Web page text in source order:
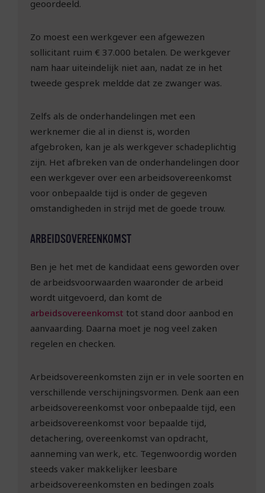
geoordeeld.
Zo moest een werkgever een afgewezen
sollicitant ruim € 37.000 betalen. De werkgever
nam haar uiteindelijk niet aan, nadat ze in het
tweede gesprek meldde dat ze zwanger was.
Zelfs als de onderhandelingen met een
werknemer die al in dienst is, worden
afgebroken, kan je als werkgever schadeplichtig
zijn. Het afbreken van de onderhandelingen door
een werkgever over een arbeidsovereenkomst
voor onbepaalde tijd is onder de gegeven
omstandigheden in strijd met de goede trouw.
ARBEIDSOVEREENKOMST
Ben je het met de kandidaat eens geworden over
de arbeidsvoorwaarden waaronder de arbeid
wordt uitgevoerd, dan komt de
arbeidsovereenkomst tot stand door aanbod en
aanvaarding. Daarna moet je nog veel zaken
regelen en checken.
Arbeidsovereenkomsten zijn er in vele soorten en
verschillende verschijningsvormen. Denk aan een
arbeidsovereenkomst voor onbepaalde tijd, een
arbeidsovereenkomst voor bepaalde tijd,
detachering, overeenkomst van opdracht,
aanneming van werk, etc. Tegenwoordig worden
steeds vaker makkelijker leesbare
arbeidsovereenkomsten en bedingen zoals